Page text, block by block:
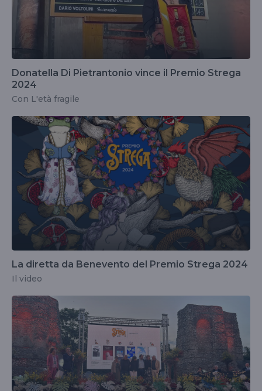
Donatella Di Pietrantonio vince il Premio Strega
2024
Con L'età fragile
La diretta da Benevento del Premio Strega 2024
Il video